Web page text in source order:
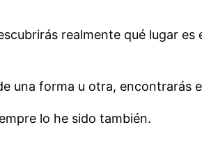
realmente qué lugar
una forma u otra, encontrarás
lo he sido también.